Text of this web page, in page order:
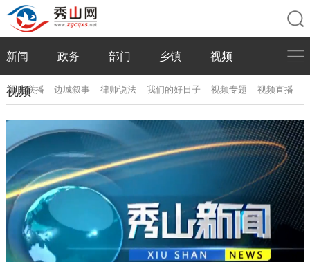
新闻 政务 部门 乡镇 视频
视频
新闻联播 边城叙事 律师说法 我们的好日子 视频专题 视频直播